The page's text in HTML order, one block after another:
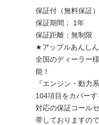
保証付（無料保証）
保証期間： 1年
保証距離：無制限
★アップルあんし
全国のディーラー
能！
『エンジン・動力
104項目をカバー
対応の保証コール
帯しておりますの